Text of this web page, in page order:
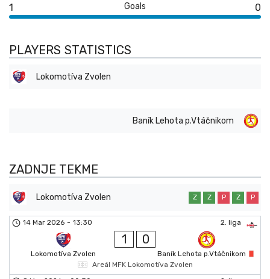
1 Goals 0
PLAYERS STATISTICS
Lokomotíva Zvolen
Baník Lehota p.Vtáčnikom
ZADNJE TEKME
Lokomotíva Zvolen Z Z P Z P
2. liga
14 Mar 2026 - 13:30
Lokomotíva Zvolen
1 0
Baník Lehota p.Vtáčnikom
Areál MFK Lokomotíva Zvolen